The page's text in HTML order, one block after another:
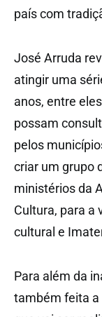
país com
José Arruda
atingir uma
anos, entre
possam
pelos
criar um grupo
ministérios da
Cultura, para a
cultural e
Para além da
também feita a